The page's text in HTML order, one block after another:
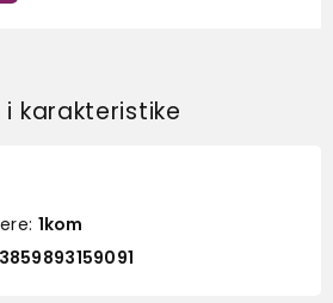
karakteristike
1kom
3859893159091